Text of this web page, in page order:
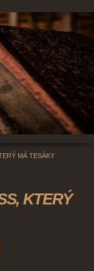
MÁ TESÁKY
KTERÝ